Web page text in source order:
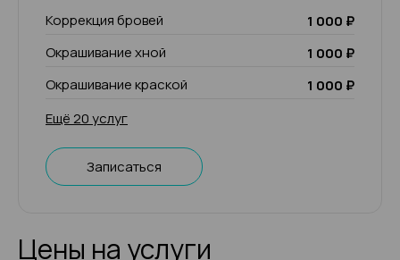
Коррекция бровей
1 000 ₽
Окрашивание хной
1 000 ₽
Окрашивание краской
1 000 ₽
Ещё 20 услуг
Записаться
Цены на услуги